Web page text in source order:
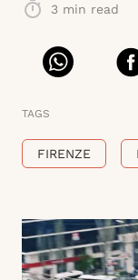
3 min read
TAGS
FIRENZE